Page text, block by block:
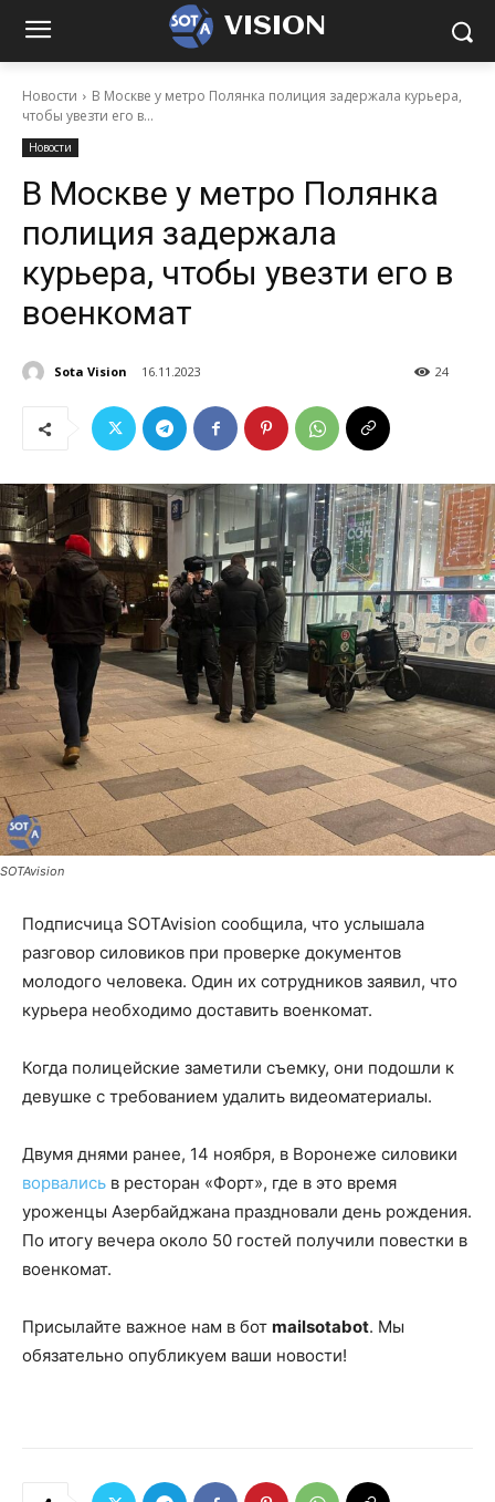
VISION
Новости
В Москве у метро Полянка полиция задержала курьера,
чтобы увезти его в...
Новости
В Москве у метро Полянка
полиция задержала
курьера, чтобы увезти его в
военкомат
Sota Vision 16.11.2023 24
SOTAvision
Подписчица SOTAvision сообщила, что услышала
разговор силовиков при проверке документов
молодого человека. Один их сотрудников заявил, что
курьера необходимо доставить военкомат.
Когда полицейские заметили съемку, они подошли к
девушке с требованием удалить видеоматериалы.
Двумя днями ранее, 14 ноября, в Воронеже силовики
ворвались в ресторан «Форт», где в это время
уроженцы Азербайджана праздновали день рождения.
По итогу вечера около 50 гостей получили повестки в
военкомат.
Присылайте важное нам в бот mailsotabot. Мы
обязательно опубликуем ваши новости!